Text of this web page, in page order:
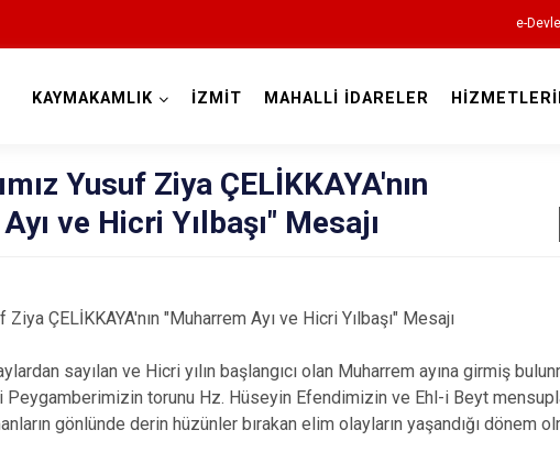
e-
Gebze
Gölcük
Kandıra
KAYMAKAMLIK İZMİT MAHALLİ İDARELER
Yusuf Ziya ÇELİKKAYA'nın
ve Hicri Yılbaşı" Mesajı
Ziya ÇELİKKAYA'nın "Muharrem Ayı ve Hicri Yılbaşı" Mesajı
sayılan ve Hicri yılın başlangıcı olan Muharrem ayına girmiş
Peygamberimizin torunu Hz. Hüseyin Efendimizin ve Ehl-i Beyt
gönlünde derin hüzünler bırakan elim olayların yaşandığı dönem